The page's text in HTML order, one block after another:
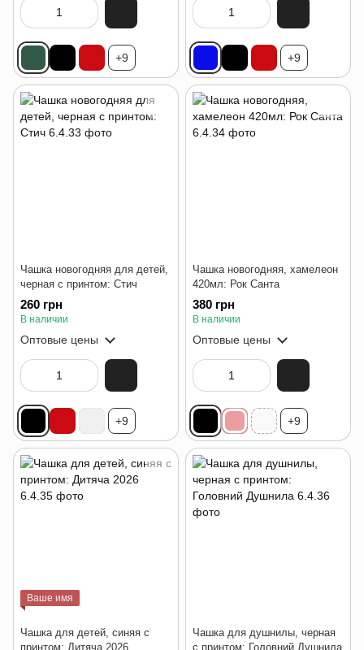
+9 +9
Чашка новогодняя для детей,
черная с принтом: Стич
260 грн
В наличии
Оптовые цены
+9
Чашка новогодняя, хамелеон
420мл: Рок Санта
380 грн
В наличии
Оптовые цены
+9
Ваше имя
Чашка для детей, синяя с
принтом: Дитяча 2026
Чашка для душнилы, черная
с принтом: Головний Душнила